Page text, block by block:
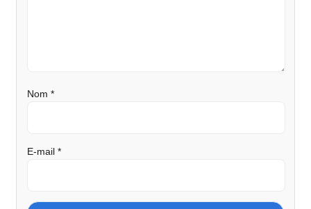
Nom *
E-mail *